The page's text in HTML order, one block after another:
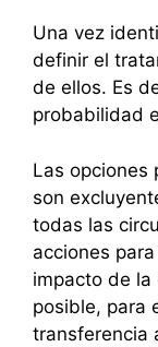
Una vez
definir el
de ellos. Es
probabilidad
Las opciones
son
todas las
acciones
impacto de la
posible, para
transferencia